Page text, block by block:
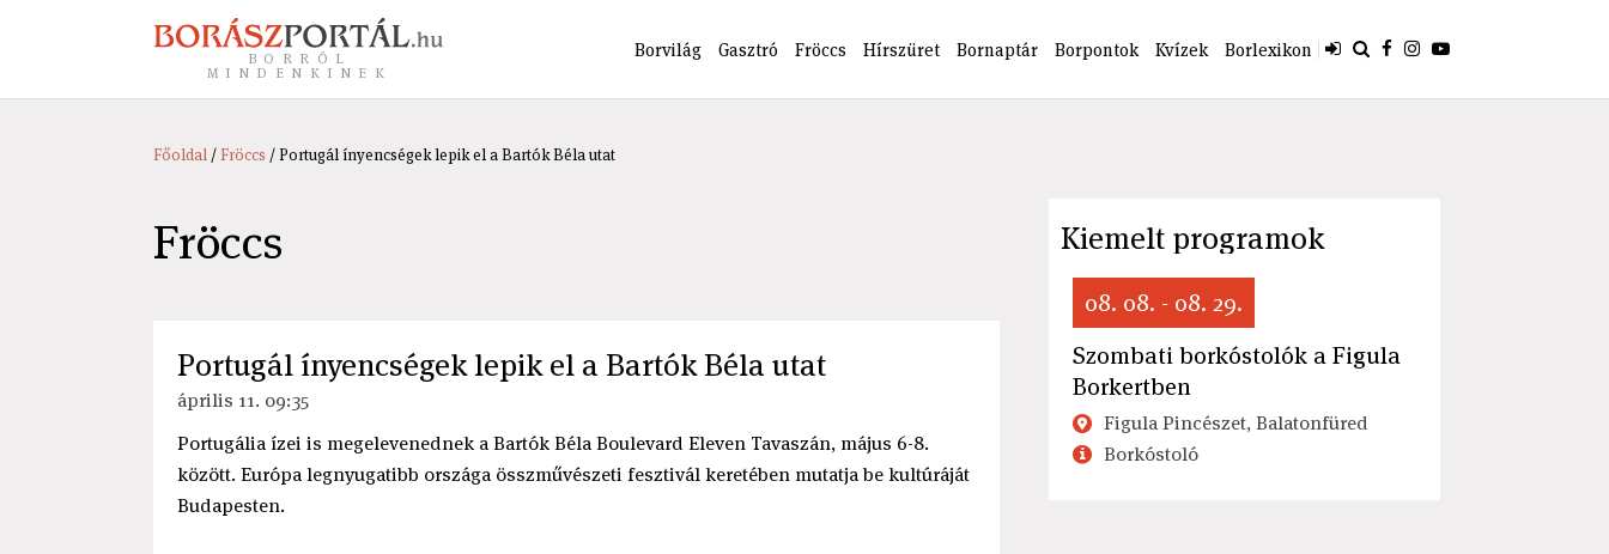
BORRÓL
MINDENKINEK
Borvilág Gasztró Fröccs Hírszüret Bornaptár Borpontok Kvízek Borlexikon
Főoldal/Fröccs / Portugál ínyencségek lepik el a Bartók Béla utat
Fröccs
Portugál ínyencségek lepik el a Bartók Béla utat
április 11. 09:35
Portugália ízei is megelevenednek a Bartók Béla Boulevard Eleven Tavaszán, május 6-8.
között. Európa legnyugatibb országa összművészeti fesztivál keretében mutatja be kultúráját
Budapesten.
Kiemelt programok
08. 08. - 08. 29.
Szombati borkóstolók a Figula
Borkertben
Figula Pincészet, Balatonfüred
Borkóstoló